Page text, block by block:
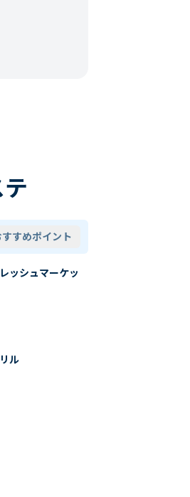
すすめポイント
ッシュマーケッ
ル